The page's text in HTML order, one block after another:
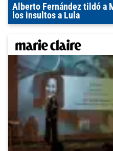
Alberto Fernández tildó a
los insultos a Lula